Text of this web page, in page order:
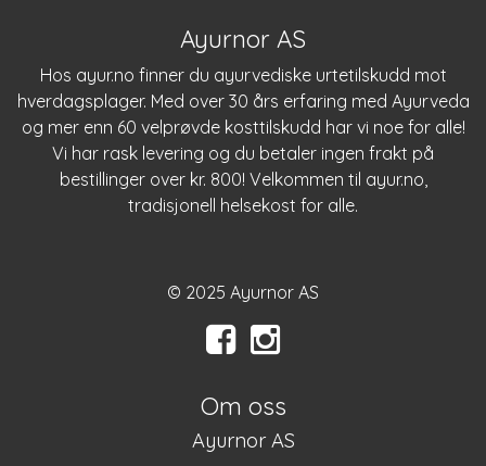
Ayurnor AS
Hos ayur.no finner du ayurvediske urtetilskudd mot
hverdagsplager. Med over 30 års erfaring med Ayurveda
og mer enn 60 velprøvde kosttilskudd har vi noe for alle!
Vi har rask levering og du betaler ingen frakt på
bestillinger over kr. 800! Velkommen til ayur.no,
tradisjonell helsekost for alle.
© 2025 Ayurnor AS
Om oss
Ayurnor AS